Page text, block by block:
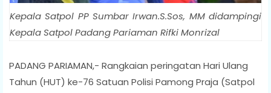
Kepala Satpol PP Sumbar Irwan.S.Sos, MM didampingi
Kepala Satpol Padang Pariaman Rifki Monrizal
PADANG PARIAMAN,- Rangkaian peringatan Hari Ulang
Tahun (HUT) ke-76 Satuan Polisi Pamong Praja (Satpol